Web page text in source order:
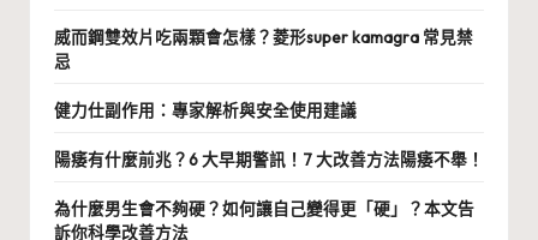
威而鋼雙效片吃兩顆會怎樣？菱形super kamagra 常見禁
忌
健力仕副作用：專家解析與安全使用建議
陽痿有什麼前兆？6 大早期警訊！7 大改善方法陽痿不舉！
為什麼男生會不夠硬？如何讓自己變得更「硬」？本文告
訴你科學改善方法